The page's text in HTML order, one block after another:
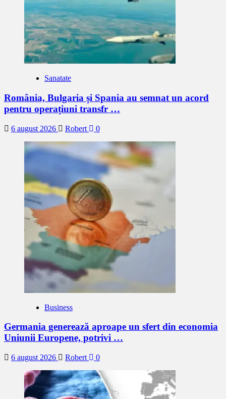
Sanatate
România, Bulgaria și Spania au semnat un acord
pentru operațiuni transfr …
6 august 2026 Robert 0
Business
Germania generează aproape un sfert din economia
Uniunii Europene, potrivi …
6 august 2026 Robert 0